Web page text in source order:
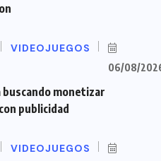
VIDEOJUEGOS
06/08/
buscando monetizar
publicidad
VIDEOJUEGOS